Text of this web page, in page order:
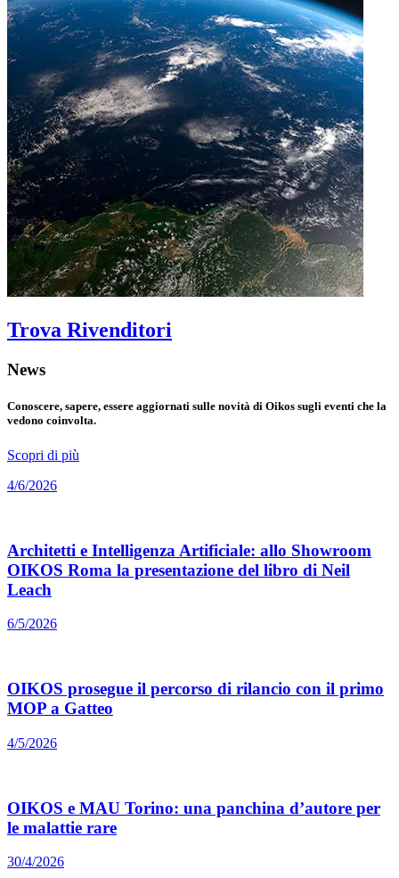
Trova Rivenditori
News
Conoscere, sapere, essere aggiornati sulle novità di Oikos sugli eventi che la
vedono coinvolta.
Scopri di più
4/6/2026
Architetti e Intelligenza Artificiale: allo Showroom
OIKOS Roma la presentazione del libro di Neil
Leach
6/5/2026
OIKOS prosegue il percorso di rilancio con il primo
MOP a Gatteo
4/5/2026
OIKOS e MAU Torino: una panchina d’autore per
le malattie rare
30/4/2026